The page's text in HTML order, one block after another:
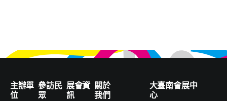
主辦單
位
參訪民
眾
展會資
訊
關於
我們
大臺南會展中
心